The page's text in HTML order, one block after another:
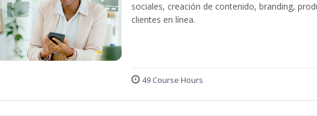
sociales, creación de contenido, branding,
clientes en línea.
49 Course Hours